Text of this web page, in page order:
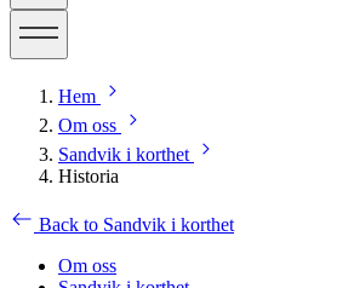
Hem
Om oss
Sandvik i korthet
Historia
Back to Sandvik i korthet
Om oss